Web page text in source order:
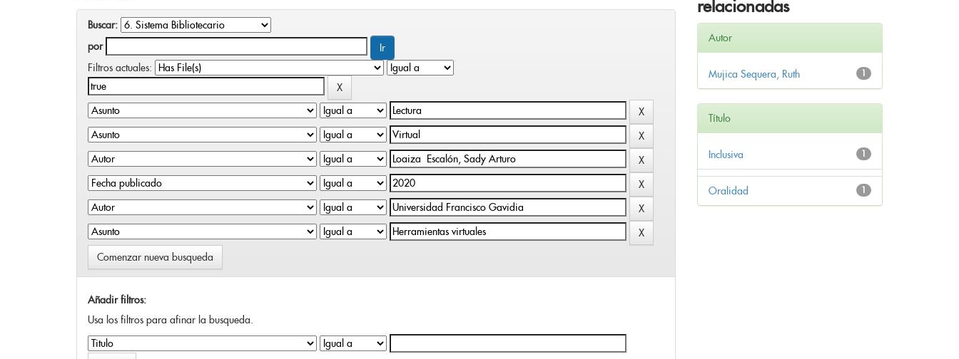
Buscar:
por
Filtros actuales:
Comenzar nueva busqueda
Añadir filtros:
Usa los filtros para afinar la busqueda.
relacionadas
Autor
1
Mujica Sequera, Ruth
Título
1
Inclusiva
1
Oralidad